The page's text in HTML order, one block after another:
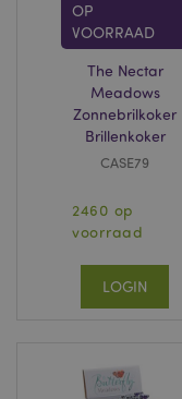
OP
VOORRAAD
The Nectar
Meadows
Zonnebrilkoker
Brillenkoker
CASE79
2460 op
voorraad
LOGIN